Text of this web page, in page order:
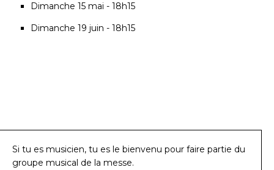
Dimanche 15 mai - 18h15
Dimanche 19 juin - 18h15
Si tu es musicien, tu es le bienvenu pour faire partie du
groupe musical de la messe.